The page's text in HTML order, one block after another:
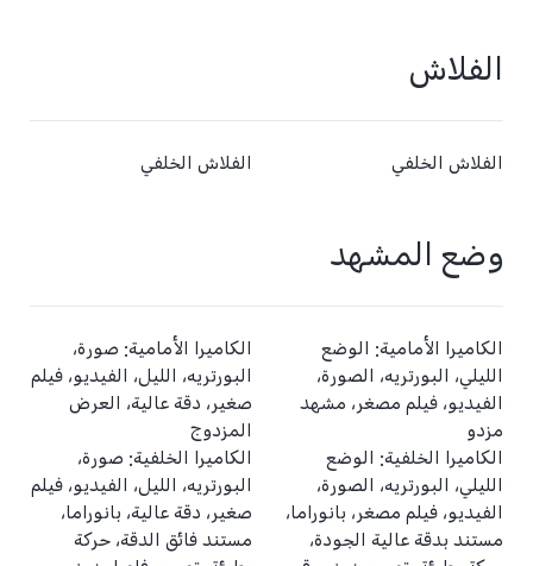
الفلاش
الفلاش الخلفي الفلاش الخلفي
وضع المشهد
الكاميرا الأمامية: الوضع
الليلي، البورتريه، الصورة،
الفيديو، فيلم مصغر، مشهد
مزدو
الكاميرا الخلفية: الوضع
الليلي، البورتريه، الصورة،
الفيديو، فيلم مصغر، بانوراما،
مستند بدقة عالية الجودة،
الكامیرا الأمامیة: صورة،
البورتريه، الليل، الفيديو، فيلم
صغير، دقة عالية، العرض
المزدوج
الكامیرا الخلفیة: صورة،
البورتريه، الليل، الفيديو، فيلم
صغير، دقة عالية، بانوراما،
مستند فائق الدقة، حركة